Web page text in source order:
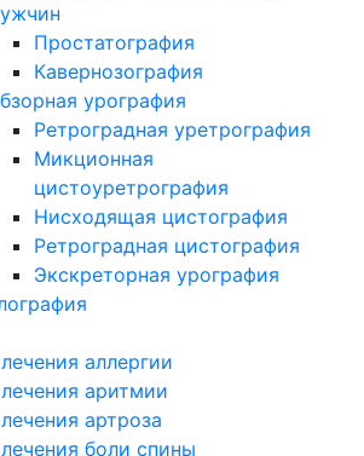
Простатография
Кавернозография
урография
Ретроградная уретрография
Микционная
цистоуретрография
Нисходящая цистография
Ретроградная цистография
Экскреторная урография
аллергии
аритмии
артроза
боли спины